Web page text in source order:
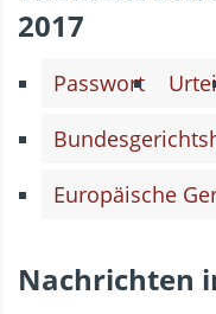
2017
Passwort
Europäische
Nachrichten